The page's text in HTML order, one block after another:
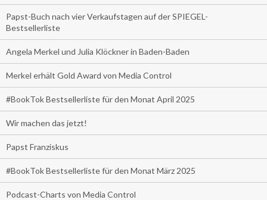
Papst-Buch nach vier Verkaufstagen auf der SPIEGEL-
Bestsellerliste
Angela Merkel und Julia Klöckner in Baden-Baden
Merkel erhält Gold Award von Media Control
#BookTok Bestsellerliste für den Monat April 2025
Wir machen das jetzt!
Papst Franziskus
#BookTok Bestsellerliste für den Monat März 2025
Podcast-Charts von Media Control